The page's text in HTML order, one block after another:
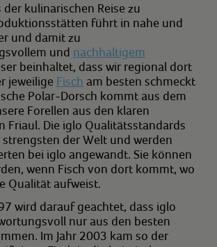
der kulinarischen Reise zu
führt in nahe und
und damit zu
und nachhaltigem
beinhaltet, dass wir regional dort
jeweilige Fisch am besten schmeckt
Polar-Dorsch kommt aus dem
Forellen aus den klaren
Friaul. Die iglo Qualitätsstandards
der Welt und werden
bei iglo angewandt. Sie können
wenn Fisch von dort kommt, wo
Qualität aufweist.
wird darauf geachtet, dass iglo
nur aus den besten
Im Jahr 2003 kam so der